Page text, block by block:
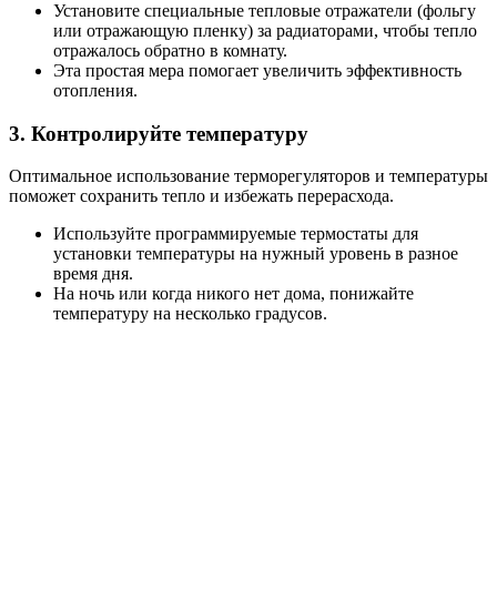
Установите специальные тепловые отражатели (фольгу
или отражающую пленку) за радиаторами, чтобы тепло
отражалось обратно в комнату.
Эта простая мера помогает увеличить эффективность
отопления.
3. Контролируйте температуру
Оптимальное использование терморегуляторов и температуры
поможет сохранить тепло и избежать перерасхода.
Используйте программируемые термостаты для
установки температуры на нужный уровень в разное
время дня.
На ночь или когда никого нет дома, понижайте
температуру на несколько градусов.